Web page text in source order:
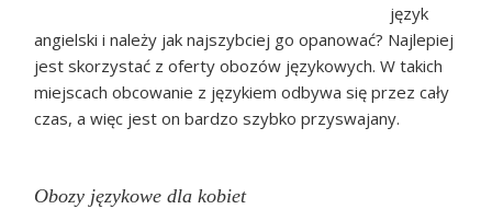
język
angielski i należy jak najszybciej go opanować? Najlepiej
jest skorzystać z oferty obozów językowych. W takich
miejscach obcowanie z językiem odbywa się przez cały
czas, a więc jest on bardzo szybko przyswajany.
Obozy językowe dla kobiet